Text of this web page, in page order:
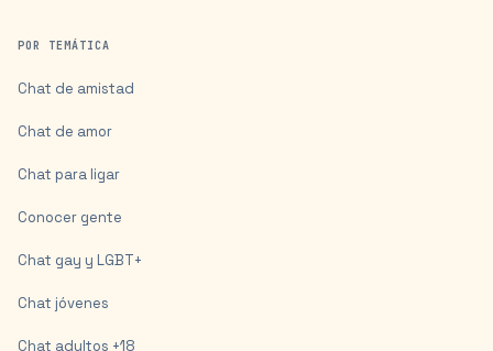
POR TEMÁTICA
Chat de amistad
Chat de amor
Chat para ligar
Conocer gente
Chat gay y LGBT+
Chat jóvenes
Chat adultos +18